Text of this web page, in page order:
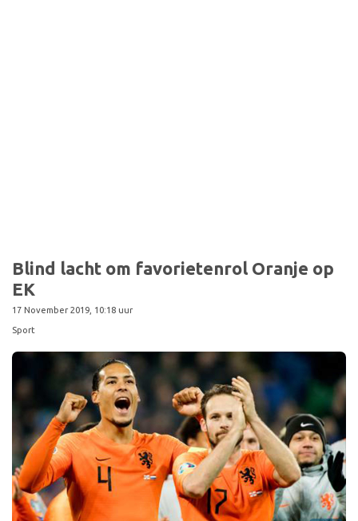
Blind lacht om favorietenrol Oranje op
EK
17 November 2019, 10:18 uur
Sport